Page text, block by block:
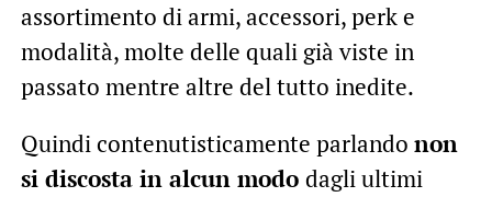
assortimento di armi, accessori, perk e
modalità, molte delle quali già viste in
passato mentre altre del tutto inedite.
Quindi contenutisticamente parlando non
si discosta in alcun modo dagli ultimi